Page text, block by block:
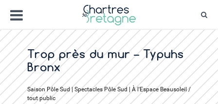
contenu
Menu
Bienvenue sur le site de la ville de
Ville Zéro phyto / 4 fleurs
Trop près du mur – Typuhs
Bronx
Saison Pôle Sud | Spectacles Pôle Sud | À l'Espace Beausoleil /
tout public